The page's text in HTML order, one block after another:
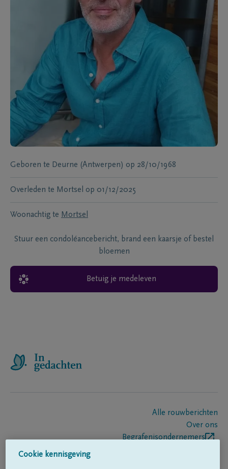
Geboren te Deurne (Antwerpen) op 28/10/1968
Overleden te Mortsel op 01/12/2025
Woonachtig te Mortsel
Stuur een condoléancebericht, brand een kaarsje of bestel
bloemen
Betuig je medeleven
Alle rouwberichten
Over ons
Begrafenisondernemers
Cookie kennisgeving